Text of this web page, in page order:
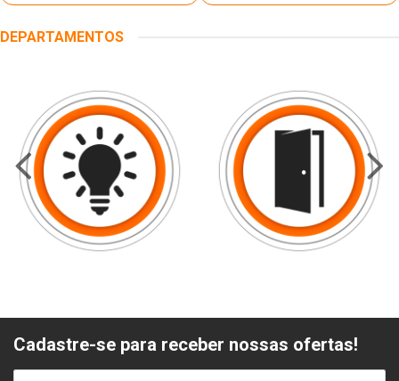
DEPARTAMENTOS
Cadastre-se para receber nossas ofertas!